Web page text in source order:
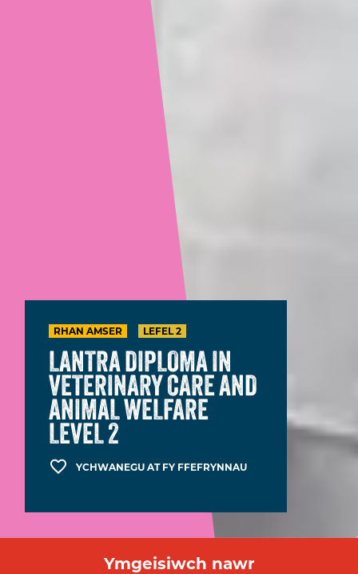
RHAN AMSER LEFEL 2
LANTRA DIPLOMA IN
VETERINARY CARE AND
ANIMAL WELFARE
LEVEL 2
YCHWANEGU AT FY FFEFRYNNAU
Ymgeisiwch nawr